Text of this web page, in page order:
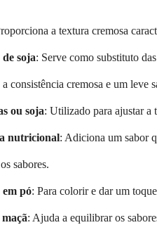
a textura cremosa
soja: Serve como substituto
consistência cremosa e um leve
ou soja: Utilizado para ajustar a
nutricional: Adiciona um sabor
sabores.
em pó: Para colorir e dar um
: Ajuda a equilibrar os